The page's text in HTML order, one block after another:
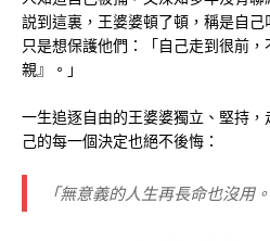
説到這裏，王婆婆頓了頓，稱是自己
只是想保護他們：「自己走到很前
親』。」
一生追逐自由的王婆婆獨立、堅持
己的每一個決定也絕不後悔：
「無意義的人生再長命也沒用。